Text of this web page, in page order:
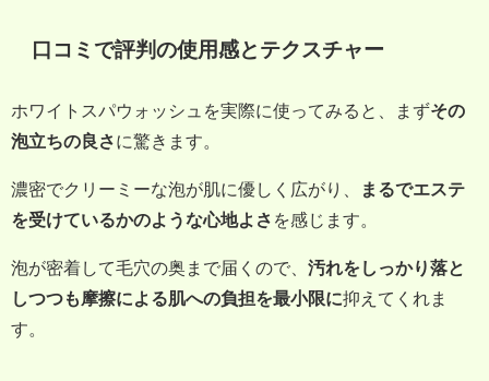
口コミで評判の使用感とテクスチャー
ホワイトスパウォッシュを実際に使ってみると、まずその
泡立ちの良さに驚きます。
濃密でクリーミーな泡が肌に優しく広がり、
まるでエステ
を受けているかのような心地よさ を感じます。
泡が密着して毛穴の奥まで届くので、 汚れをしっかり落と
しつつも摩擦による肌への負担を最小限に抑えてくれま
す。